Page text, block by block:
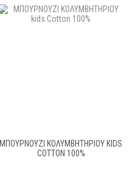
ΜΠΟΥΡΝΟΥΖΙ ΚΟΛΥΜΒΗΤΗΡΙΟΥ KIDS
COTTON 100%